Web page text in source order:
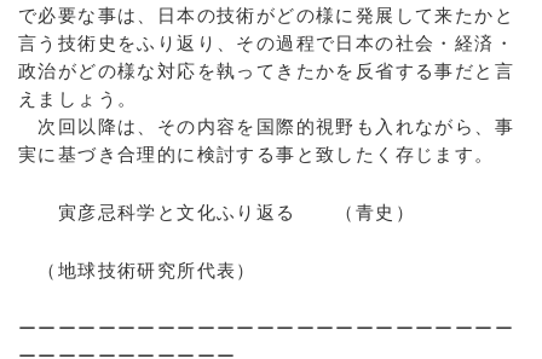
で必要な事は、日本の技術がどの様に発展して来たかと
言う技術史をふり返り、その過程で日本の社会・経済・
政治がどの様な対応を執ってきたかを反省する事だと言
えましょう。
次回以降は、その内容を国際的視野も入れながら、事
実に基づき合理的に検討する事と致したく存じます。
寅彦忌科学と文化ふり返る （青史）
（地球技術研究所代表）
ーーーーーーーーーーーーーーーーーーーーーーーーー